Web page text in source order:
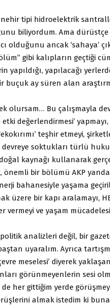
tipi hidroelektrik
biliyordum. Ama dürüstçe
olduğunu ancak ‘sahaya’
gibi kalıpların geçtiği
yapıldığı, yapılacağı
buçuk ay süren alan
olursam… Bu çalışmayla
değerlendirmesi’
teşhir etmeyi,
devreye soktukları türlü
kaynağı kullanarak
bir bölümü AKP
bahanesiyle yaşama
bir kapı aralamayı,
ve yaşam
analizleri değil, bir
uyaralım. Ayrıca
meselesi’ diyerek
görünmeyenlerin sesi
her gittiğim yerde
almak istedim ki buna